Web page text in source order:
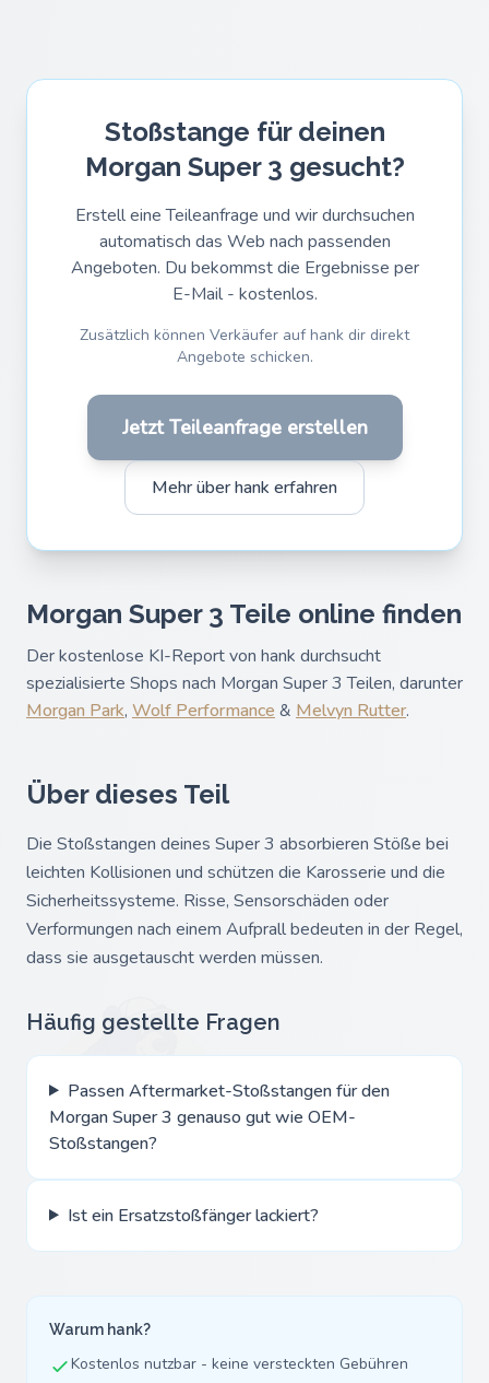
Stoßstange für deinen
Morgan Super 3 gesucht?
Erstell eine Teileanfrage und wir durchsuchen
automatisch das Web nach passenden
Angeboten. Du bekommst die Ergebnisse per
E-Mail - kostenlos.
Zusätzlich können Verkäufer auf hank dir direkt
Angebote schicken.
Jetzt Teileanfrage erstellen
Mehr über hank erfahren
Morgan Super 3 Teile online finden
Der kostenlose KI-Report von hank durchsucht
spezialisierte Shops nach Morgan Super 3 Teilen, darunter
Morgan Park, Wolf Performance & Melvyn Rutter.
Über dieses Teil
Die Stoßstangen deines Super 3 absorbieren Stöße bei
leichten Kollisionen und schützen die Karosserie und die
Sicherheitssysteme. Risse, Sensorschäden oder
Verformungen nach einem Aufprall bedeuten in der Regel,
dass sie ausgetauscht werden müssen.
Häufig gestellte Fragen
Passen Aftermarket-Stoßstangen für den
Morgan Super 3 genauso gut wie OEM-
Stoßstangen?
Ist ein Ersatzstoßfänger lackiert?
Warum hank?
Kostenlos nutzbar - keine versteckten Gebühren